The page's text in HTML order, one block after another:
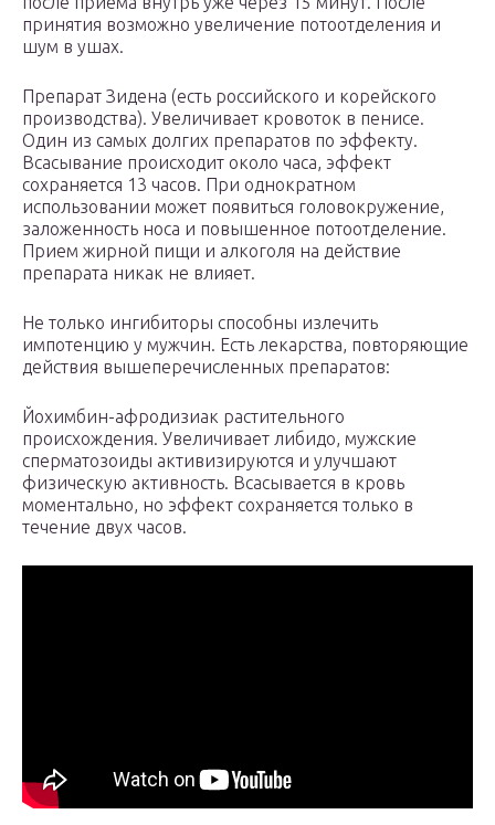
принятия возможно увеличение потоотделения и
шум в ушах.
Препарат Зидена (есть российского и корейского
производства). Увеличивает кровоток в пенисе.
Один из самых долгих препаратов по эффекту.
Всасывание происходит около часа, эффект
сохраняется 13 часов. При однократном
использовании может появиться головокружение,
заложенность носа и повышенное потоотделение.
Прием жирной пищи и алкоголя на действие
препарата никак не влияет.
Не только ингибиторы способны излечить
импотенцию у мужчин. Есть лекарства, повторяющие
действия вышеперечисленных препаратов:
Йохимбин-афродизиак растительного
происхождения. Увеличивает либидо, мужские
сперматозоиды активизируются и улучшают
физическую активность. Всасывается в кровь
моментально, но эффект сохраняется только в
течение двух часов.